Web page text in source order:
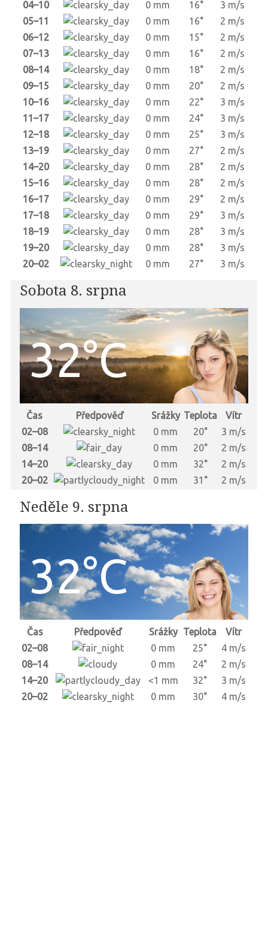
04–10 0 mm 16°
3 m/s
05–11
0 mm 16°
2 m/s
06–12
0 mm 15°
2 m/s
07–13
0 mm 16°
2 m/s
08–14
0 mm 18°
2 m/s
09–15
0 mm 20°
2 m/s
10–16
0 mm 22°
3 m/s
11–17
0 mm 24°
3 m/s
12–18
0 mm 25°
3 m/s
13–19
0 mm 27°
2 m/s
14–20
0 mm 28°
2 m/s
15–16
0 mm 28°
2 m/s
16–17
0 mm 29°
2 m/s
17–18
0 mm 29°
3 m/s
18–19
0 mm 28°
3 m/s
19–20
0 mm 28°
3 m/s
20–02
0 mm 27° 3 m/s
Sobota 8. srpna
32°C
Čas Předpověď Srážky Teplota
Vítr
02–08
0 mm 20°
3 m/s
08–14
0 mm 20°
2 m/s
14–20
0 mm 32°
2 m/s
20–02
0 mm 31° 2 m/s
Neděle 9. srpna
32°C
Čas Předpověď Srážky Teplota
Vítr
02–08
0 mm 25°
4 m/s
08–14
0 mm 24°
2 m/s
14–20
<1 mm 32°
3 m/s
20–02
0 mm 30° 4 m/s